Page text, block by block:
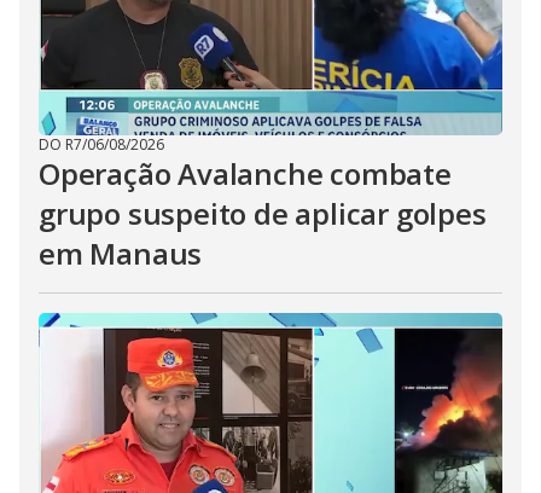
DO R7/06/08/2026
Operação Avalanche combate
grupo suspeito de aplicar golpes
em Manaus